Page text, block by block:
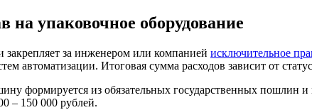
на упаковочное оборудование
закрепляет за инженером или компанией исключительное
автоматизации. Итоговая сумма расходов зависит от
формируется из обязательных государственных
– 150 000 рублей.